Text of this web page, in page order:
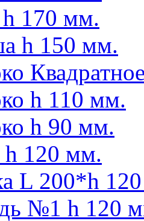
h 170 мм.
h 150 мм.
h 110 мм.
h 90 мм.
h 120 мм.
L 200*h
№1 h 120